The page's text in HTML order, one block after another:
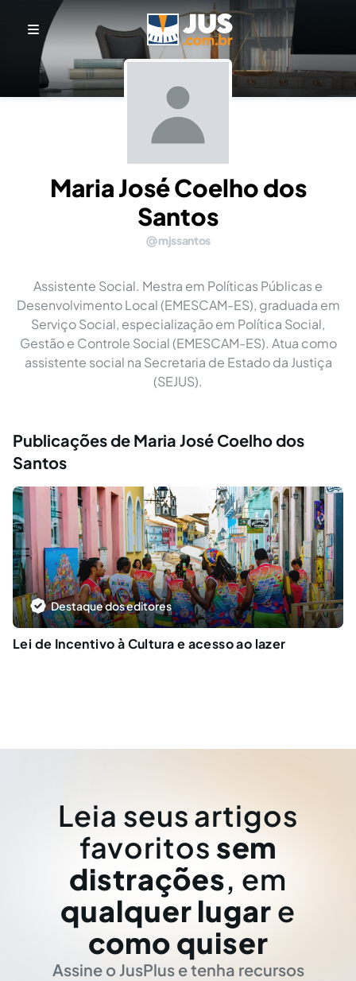
Maria José Coelho dos
Santos
mjssantos
Assistente Social. Mestra em Políticas Públicas e
Desenvolvimento Local (EMESCAM-ES), graduada em
Serviço Social, especialização em Política Social,
Gestão e Controle Social (EMESCAM-ES). Atua como
assistente social na Secretaria de Estado da Justiça
(SEJUS).
Publicações de Maria José Coelho dos
Santos
Destaque dos editores
Lei de Incentivo à Cultura e acesso ao lazer
Leia seus artigos
favoritos sem
distrações, em
qualquer lugar e
como quiser
Assine o JusPlus e tenha recursos